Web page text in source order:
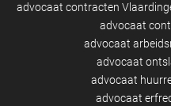
advocaat contracten
advocaat
advocaat
advocaat
advocaat
advocaat